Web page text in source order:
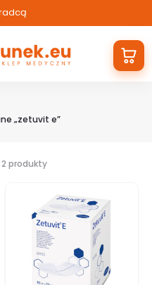
„zetuvit e”
2 produkty